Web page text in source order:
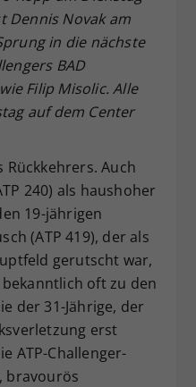
Dennis Novak am
in die nächste
BAD
wie Filip Misolic. Alle
auf dem Center
Rückkehrers. Auch
240) als haushoher
19-jährigen
(ATP 419), der als
gerutscht war,
oft zu den
der 31-Jährige, der
erst
ATP-Challenger-
bravourös
Ihre Consent-
Unter anderem eine
ID, für die
Ihrer
Einstellungen, falls der
dies eingestellt